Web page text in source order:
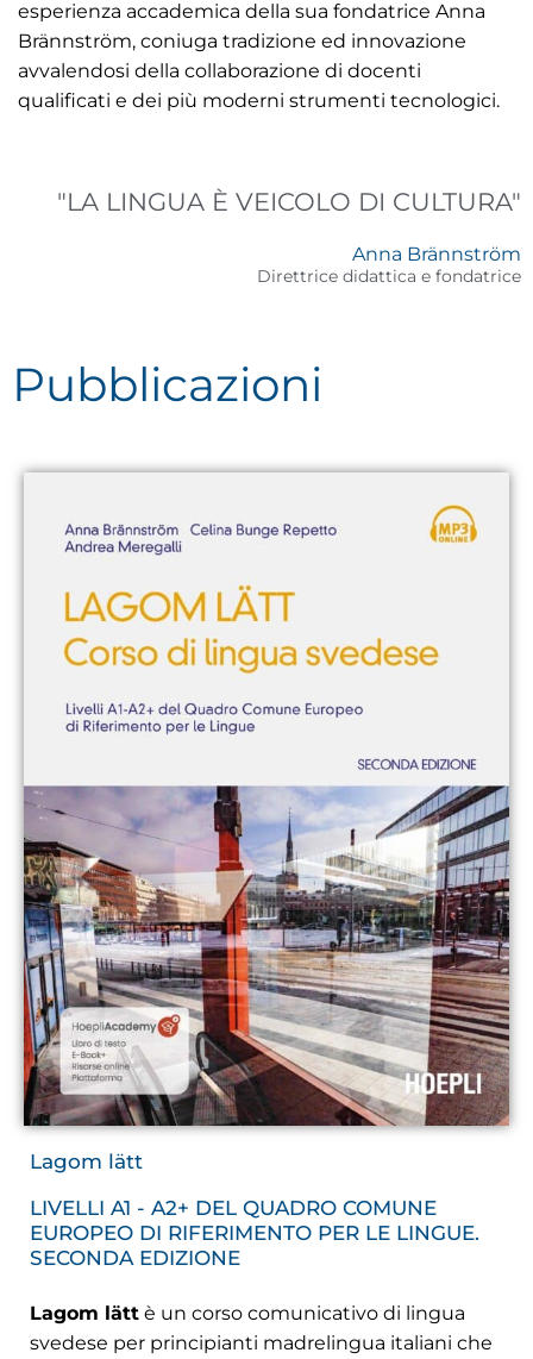
esperienza accademica della sua fondatrice Anna
Brännström, coniuga tradizione ed innovazione
avvalendosi della collaborazione di docenti
qualificati e dei più moderni strumenti tecnologici.
"LA LINGUA È VEICOLO DI CULTURA"
Anna Brännström
Direttrice didattica e fondatrice
Pubblicazioni
Lagom lätt
LIVELLI A1 - A2+ DEL QUADRO COMUNE
EUROPEO DI RIFERIMENTO PER LE LINGUE.
SECONDA EDIZIONE
Lagom lätt è un corso comunicativo di lingua
svedese per principianti madrelingua italiani che